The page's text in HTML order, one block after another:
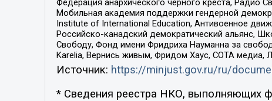
Федерация анархического черного креста, Радио
Мобильная академия поддержки гендерной
Institute of International Education, Антивоенное
Российско-канадский демократический альянс,
Свободу, Фонд имени Фридриха Науманна за
Karelia, Вернись живым, Фридом Хаус, СОТА медиа,
Источник: https://minjust.gov.ru/ru/
* Сведения реестра НКО, выполняющих